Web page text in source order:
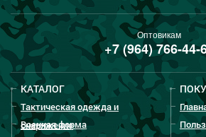
Оптовикам
+7 (964) 766-44-
КАТАЛОГ
Тактическая одежда и
снаряжение
Военная форма